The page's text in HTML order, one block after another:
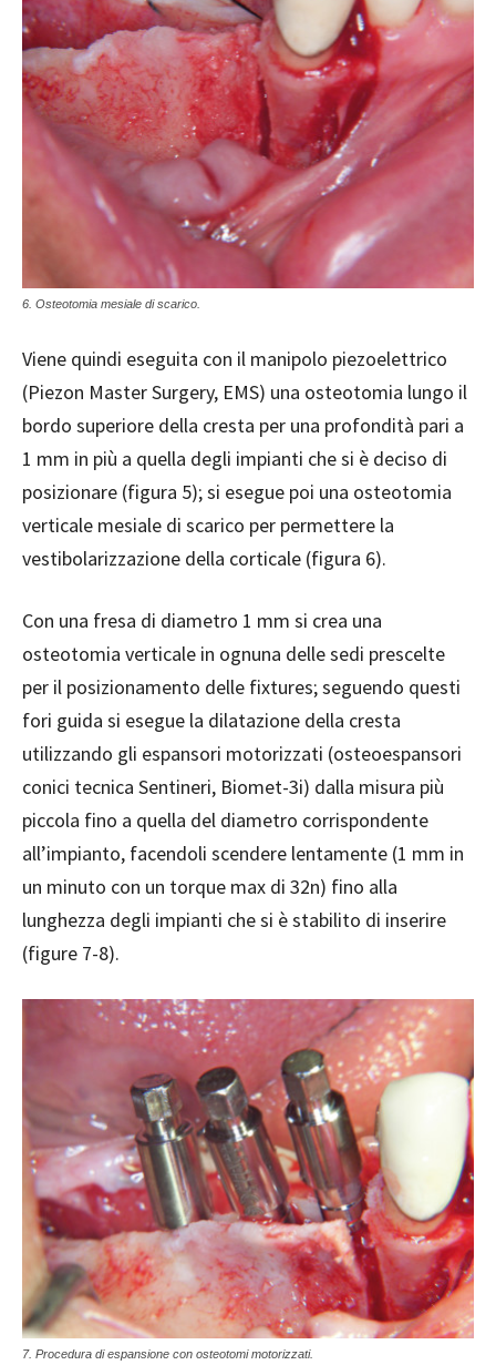
6. Osteotomia mesiale di scarico.
Viene quindi eseguita con il manipolo piezoelettrico
(Piezon Master Surgery, EMS) una osteotomia lungo il
bordo superiore della cresta per una profondità pari a
1 mm in più a quella degli impianti che si è deciso di
posizionare (figura 5); si esegue poi una osteotomia
verticale mesiale di scarico per permettere la
vestibolarizzazione della corticale (figura 6).
Con una fresa di diametro 1 mm si crea una
osteotomia verticale in ognuna delle sedi prescelte
per il posizionamento delle fixtures; seguendo questi
fori guida si esegue la dilatazione della cresta
utilizzando gli espansori motorizzati (osteoespansori
conici tecnica Sentineri, Biomet-3i) dalla misura più
piccola fino a quella del diametro corrispondente
all’impianto, facendoli scendere lentamente (1 mm in
un minuto con un torque max di 32n) fino alla
lunghezza degli impianti che si è stabilito di inserire
(figure 7-8).
7. Procedura di espansione con osteotomi motorizzati.